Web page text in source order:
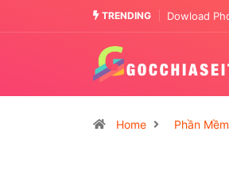
TRENDING Tải
Home Phần Mềm